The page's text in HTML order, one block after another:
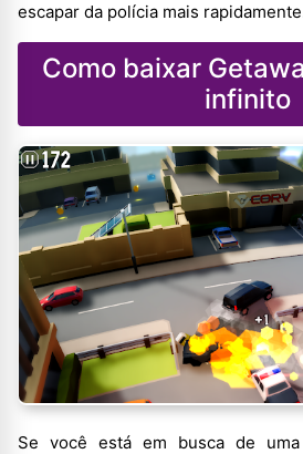
escapar da polícia mais
Como baixar
infinito
Se você está em busca de